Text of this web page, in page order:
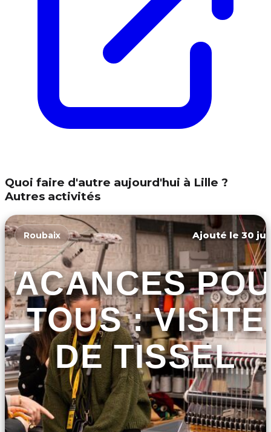
Quoi faire d'autre aujourd'hui à Lille ?
Autres activités
Roubaix Ajouté le 30
TOUS : VISITE
DE TISSEL